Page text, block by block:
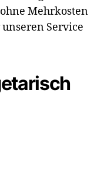
Mehrkosten
Service